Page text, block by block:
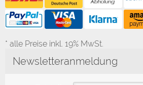
* alle Preise inkl. 19% MwSt.